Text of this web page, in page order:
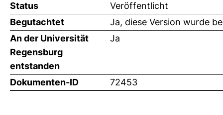
Status
Veröffentlicht
Begutachtet
Ja, diese Version wurde
An der Universität
Regensburg
entstanden
Ja
Dokumenten-ID 72453